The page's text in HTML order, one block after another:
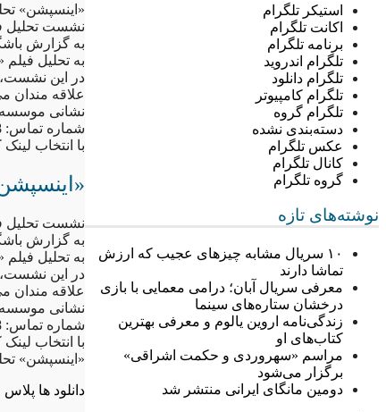
استیکر تلگرام
اکانت تلگرام
برنامه تلگرام
تلگرام اندروید
تلگرام دانلود
تلگرام کامپیوتر
تلگرام گروه
دسته‌بندی نشده
عکس تلگرام
کانال تلگرام
گروه تلگرام
نوشته‌های تازه
۱۰ سریال مشابه چیزهای عجیب که ارزش
تماشا دارند
معرفی سریال آبان؛ درامی معمایی با بازی
درخشان ستاره‌های سینما
زندگی‌نامه اروین یالوم و معرفی بهترین
کتاب‌های او
مراسم «سهروردی و حکمت اشراقی»
برگزار می‌شود
دومین مانگای ایرانی منتشر شد
«اینسپشن»
نشست تحلیل
به گزارش
به تحلیل
در این
علاقه مندان می توانند پنجشنبه 10 تیر
نشانی موسسه
شماره تماس: 88892228 و 88944906
با انتخاب
نشست تحلیل
به گزارش
به تحلیل
در این
علاقه مندان می توانند پنجشنبه 10 تیر
نشانی موسسه
شماره تماس: 88892228 و 88944906
با انتخاب
«اینسپشن»
دانلود ها پلاس